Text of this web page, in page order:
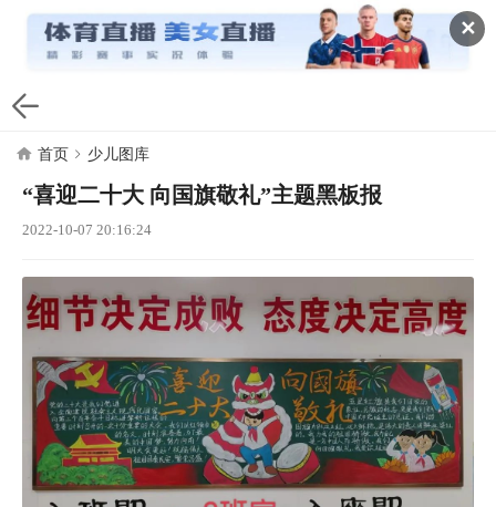
✕
首页 少儿图库
“喜迎二十大 向国旗敬礼”主题黑板报
2022-10-07 20:16:24